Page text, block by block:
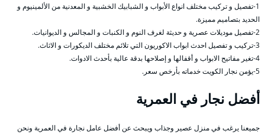
1-تفصيل و تركيب مختلف انواع الأبواب و الشبابيك الخشبية و المعدنية من الألمينيوم و
الحديد بتصاميم مميزة.
2-تفصيل موديلات عصرية و حديثة لغرف النوم و الكنبات و المجالس و الديوانيات.
3-تركيب و تفصيل احدث ابواب الاكوريون التي تلائم مختلف الديكورات و الاثاث.
4-تغير مفاتيح الابواب و أقفالها و إصلاحها بدقة عالية بأحدث الادوات.
5-يؤمن نجار الكويت خدماته بأرخص سعر.
أفضل نجار في العمرية
جميعنا يرغب في منزل عصير وجذاب ويبحث عن أفضل عامل نجارة في العمرية ونحن